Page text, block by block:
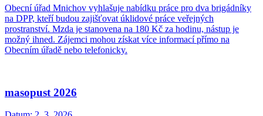
Obecní úřad Mnichov vyhlašuje nabídku práce pro dva brigádníky
na DPP, kteří budou zajišťovat úklidové práce veřejných
prostranství. Mzda je stanovena na 180 Kč za hodinu, nástup je
možný ihned. Zájemci mohou získat více informací přímo na
Obecním úřadě nebo telefonicky.
masopust 2026